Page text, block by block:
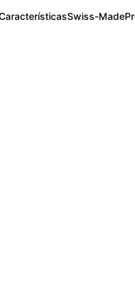
Swiss-Made